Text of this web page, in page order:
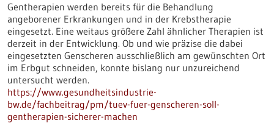
Gentherapien werden bereits für die Behandlung
angeborener Erkrankungen und in der Krebstherapie
eingesetzt. Eine weitaus größere Zahl ähnlicher Therapien ist
derzeit in der Entwicklung. Ob und wie präzise die dabei
eingesetzten Genscheren ausschließlich am gewünschten Ort
im Erbgut schneiden, konnte bislang nur unzureichend
untersucht werden.
https://www.gesundheitsindustrie-
bw.de/fachbeitrag/pm/tuev-fuer-genscheren-soll-
gentherapien-sicherer-machen